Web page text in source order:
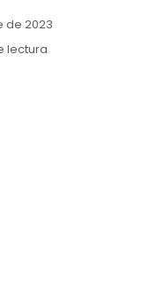
de 2023
lectura